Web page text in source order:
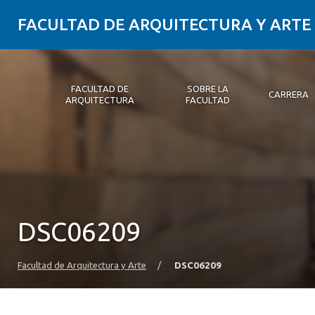
FACULTAD DE ARQUITECTURA Y ARTE
FACULTAD DE
ARQUITECTURA
SOBRE LA
FACULTAD
CARRERA
DSC06209
Facultad de Arquitectura y Arte / DSC06209